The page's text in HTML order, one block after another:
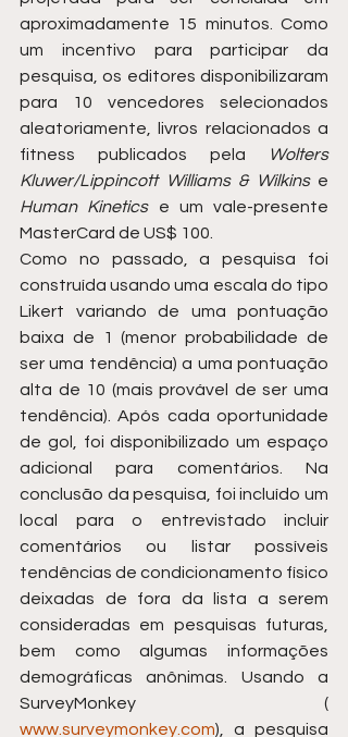
aproximadamente 15 minutos. Como
um incentivo para participar da
pesquisa, os editores disponibilizaram
para 10 vencedores selecionados
aleatoriamente, livros relacionados a
fitness publicados pela
Wolters
Kluwer/Lippincott Williams & Wilkins
Human Kinetics e um vale-presente
MasterCard de US$ 100.
Como no passado, a pesquisa foi
construída usando uma escala do tipo
Likert variando de uma pontuação
baixa de 1 (menor probabilidade de
ser uma tendência) a uma pontuação
alta de 10 (mais provável de ser uma
tendência). Após cada oportunidade
de gol, foi disponibilizado um espaço
adicional para comentários. Na
conclusão da pesquisa, foi incluído um
local para o entrevistado incluir
comentários ou listar possíveis
tendências de condicionamento físico
deixadas de fora da lista a serem
consideradas em pesquisas futuras,
bem como algumas informações
demográficas anônimas. Usando a
www.surveymonkey.com), a pesquisa